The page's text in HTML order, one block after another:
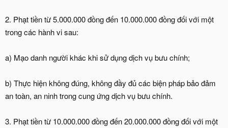
2. Phạt tiền từ 5.000.000 đồng đến 10.000.000 đồng đối với một
trong các hành vi sau:
a) Mạo danh người khác khi sử dụng dịch vụ bưu chính;
b) Thực hiện không đúng, không đầy đủ các biện pháp bảo đảm
an toàn, an ninh trong cung ứng dịch vụ bưu chính.
3. Phạt tiền từ 10.000.000 đồng đến 20.000.000 đồng đối với một